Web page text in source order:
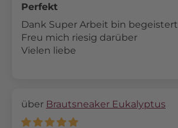
Perfekt
Dank Super Arbeit bin begeistert
Freu mich riesig darüber
Vielen liebe
Brautsneaker Eukalyptus